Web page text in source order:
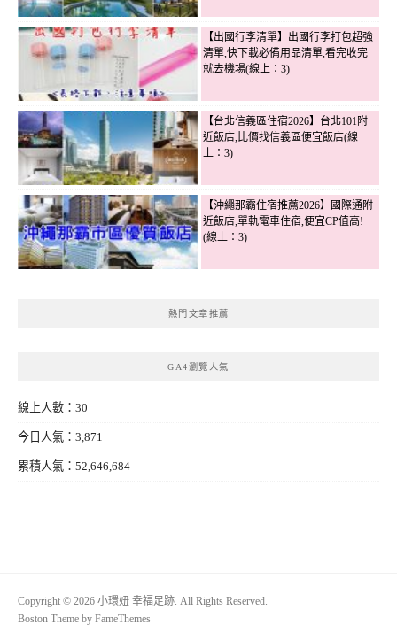
【出國行李清單】出國行李打包超強
清單,快下載必備用品清單,看完收完
就去機場(線上：3)
【台北信義區住宿2026】台北101附
近飯店,比價找信義區便宜飯店(線
上：3)
【沖繩那霸住宿推薦2026】國際通附
近飯店,單軌電車住宿,便宜CP值高!
(線上：3)
熱門文章推薦
GA4瀏覽人氣
線上人數：30
今日人氣：3,871
累積人氣：52,646,684
Copyright © 2026 小環妞 幸福足跡. All Rights Reserved.
Boston Theme by FameThemes